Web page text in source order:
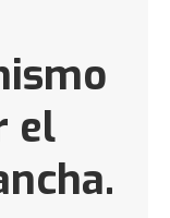
el